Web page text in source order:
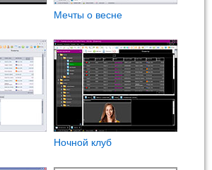
Мечты о весне
Ночной клуб